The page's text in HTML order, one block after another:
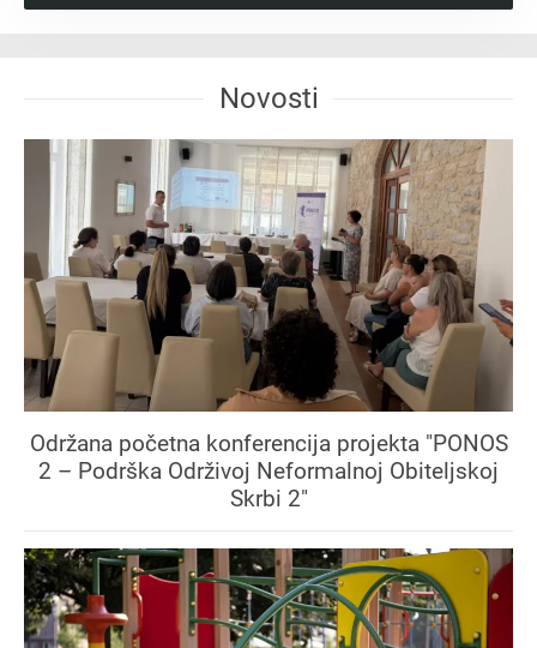
Novosti
Održana početna konferencija projekta "PONOS
2 – Podrška Održivoj Neformalnoj Obiteljskoj
Skrbi 2"